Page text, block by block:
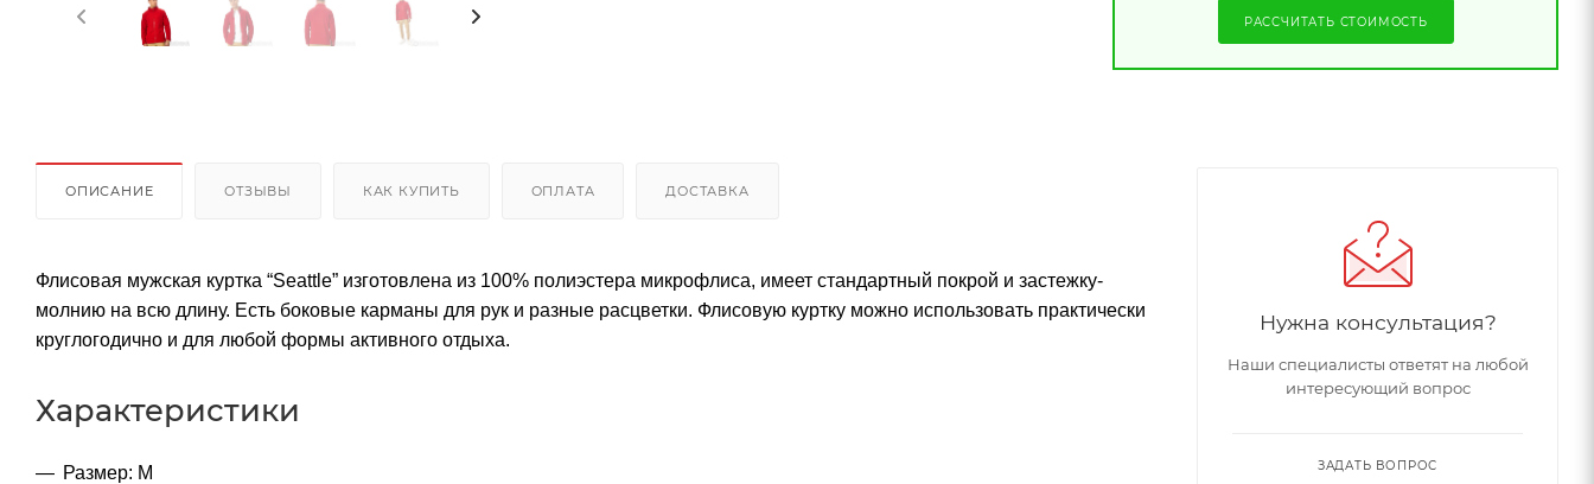
РАССЧИТАТЬ СТОИМОСТЬ
ОПИСАНИЕ ОТЗЫВЫ КАК КУПИТЬ ОПЛАТА ДОСТАВКА
Флисовая мужская куртка “Seattle” изготовлена из 100% полиэстера микрофлиса, имеет стандартный покрой и застежку-
молнию на всю длину. Есть боковые карманы для рук и разные расцветки. Флисовую куртку можно использовать практически
круглогодично и для любой формы активного отдыха.
Характеристики
Размер: M
Нужна консультация?
Наши специалисты ответят на любой
интересующий вопрос
ЗАДАТЬ ВОПРОС